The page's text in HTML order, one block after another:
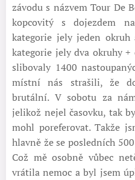
závodu s názvem Tour De
kopcovitý s dojezdem
kategorie jely jeden
kategorie jely dva okruhy
slibovaly 1400
místní nás strašili, že
brutální. V sobotu za
jelikož nejel časovku, tak
mohl poreferovat. Takže
hlavně že se posledních
Což mě osobně vůbec
vrátila nemoc a byl jsem